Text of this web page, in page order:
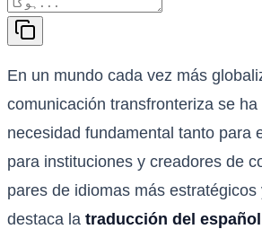
En un mundo cada vez más
comunicación transfronteriza se
necesidad fundamental tanto para
para instituciones y creadores de
pares de idiomas más
destaca la traducción del